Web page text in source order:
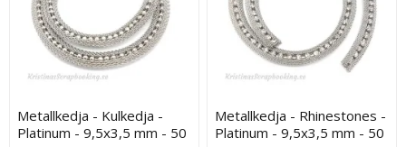
Metallkedja - Kulkedja -
Platinum - 9,5x3,5 mm - 50
Metallkedja - Rhinestones -
Platinum - 9,5x3,5 mm - 50